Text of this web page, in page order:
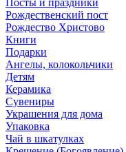
Посты и праздники
Рождественский пост
Рождество Христово
Книги
Подарки
Ангелы, колокольчики
Детям
Керамика
Сувениры
Украшения для дома
Упаковка
Чай в шкатулках